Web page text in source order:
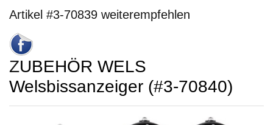
Artikel #3-70839 weiterempfehlen
ZUBEHÖR WELS
Welsbissanzeiger (#3-70840)